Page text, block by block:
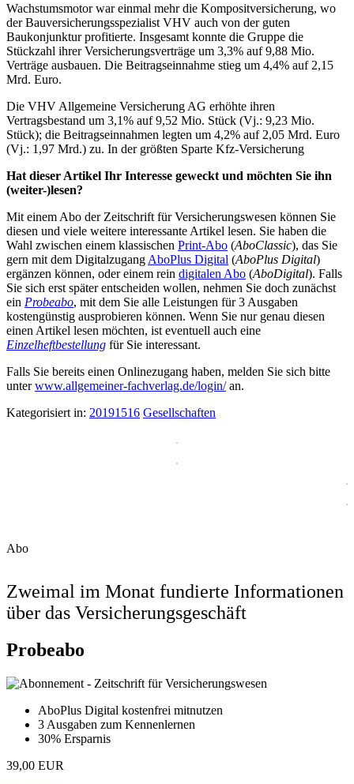
Wachstumsmotor war einmal mehr die Kompositversicherung, wo
der Bauversicherungsspezialist VHV auch von der guten
Baukonjunktur profitierte. Insgesamt konnte die Gruppe die
Stückzahl ihrer Versicherungsverträge um 3,3% auf 9,88 Mio.
Verträge ausbauen. Die Beitragseinnahme stieg um 4,4% auf 2,15
Mrd. Euro.
Die VHV Allgemeine Versicherung AG erhöhte ihren
Vertragsbestand um 3,1% auf 9,52 Mio. Stück (Vj.: 9,23 Mio.
Stück); die Beitragseinnahmen legten um 4,2% auf 2,05 Mrd. Euro
(Vj.: 1,97 Mrd.) zu. In der größten Sparte Kfz-Versicherung
Hat dieser Artikel Ihr Interesse geweckt und möchten Sie ihn
(weiter-)lesen?
Mit einem Abo der Zeitschrift für Versicherungswesen können Sie
diesen und viele weitere interessante Artikel lesen. Sie haben die
Wahl zwischen einem klassischen Print-Abo (AboClassic), das Sie
gern mit dem Digitalzugang AboPlus Digital (AboPlus Digital)
ergänzen können, oder einem rein digitalen Abo (AboDigital). Falls
Sie sich erst später entscheiden wollen, nehmen Sie doch zunächst
ein Probeabo, mit dem Sie alle Leistungen für 3 Ausgaben
kostengünstig ausprobieren können. Wenn Sie nur genau diesen
einen Artikel lesen möchten, ist eventuell auch eine
Einzelheftbestellung für Sie interessant.
Falls Sie bereits einen Onlinezugang haben, melden Sie sich bitte
unterwww.allgemeiner-fachverlag.de/login/an.
Kategorisiert in: 20191516 Gesellschaften
Abo
Zweimal im Monat fundierte Informationen
über das Versicherungsgeschäft
Probeabo
AboPlus Digital kostenfrei mitnutzen
3 Ausgaben zum Kennenlernen
30% Ersparnis
39,00 EUR